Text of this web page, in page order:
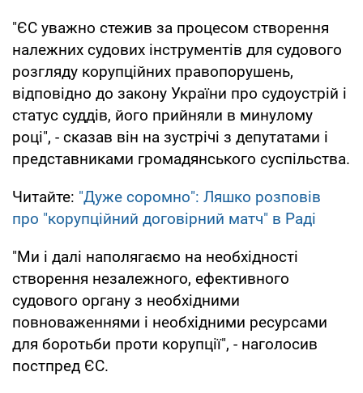
"ЄС уважно стежив за процесом створення
належних судових інструментів для судового
розгляду корупційних правопорушень,
відповідно до закону України про судоустрій і
статус суддів, його прийняли в минулому
році", - сказав він на зустрічі з депутатами і
представниками громадянського суспільства.
Читайте: "Дуже соромно": Ляшко розповів
про "корупційний договірний матч" в Раді
"Ми і далі наполягаємо на необхідності
створення незалежного, ефективного
судового органу з необхідними
повноваженнями і необхідними ресурсами
для боротьби проти корупції", - наголосив
постпред ЄС.